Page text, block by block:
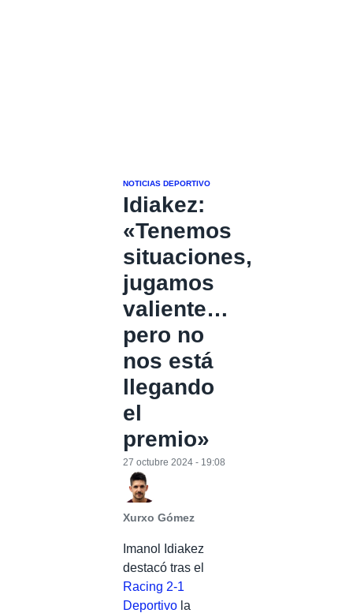
NOTICIAS DEPORTIVO
Idiakez:
«Tenemos
situaciones,
jugamos
valiente…
pero no
nos está
llegando
el
premio»
Xurxo Gómez
27 octubre 2024 - 19:08
Imanol Idiakez
destacó tras el
Racing 2-1
Deportivo la